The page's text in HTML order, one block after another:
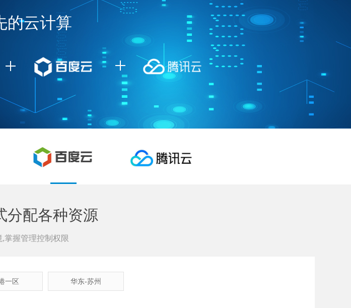
的云计算
分配各种资源
掌握管理控制权限
一区 华东-苏州